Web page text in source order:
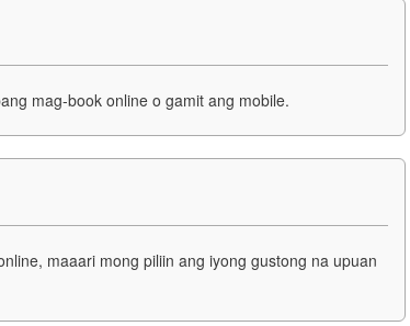
mag-book online o gamit ang mobile.
maaari mong piliin ang iyong gustong na upuan